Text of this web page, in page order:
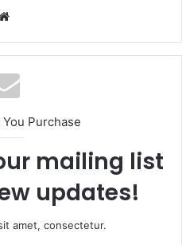
Purchase
mailing list
updates!
amet, consectetur.